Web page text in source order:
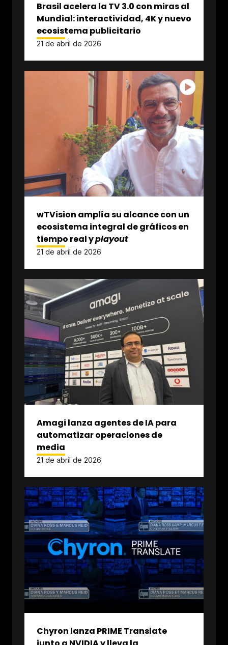
Brasil acelera la TV 3.0 con miras al
Mundial: interactividad, 4K y nuevo
ecosistema publicitario
21 de abril de 2026
wTVision amplía su alcance con un
ecosistema integral de gráficos en
tiempo real yplayout
21 de abril de 2026
Amagi lanza agentes de IA para
automatizar operaciones de
media
21 de abril de 2026
Chyron lanza PRIME Translate